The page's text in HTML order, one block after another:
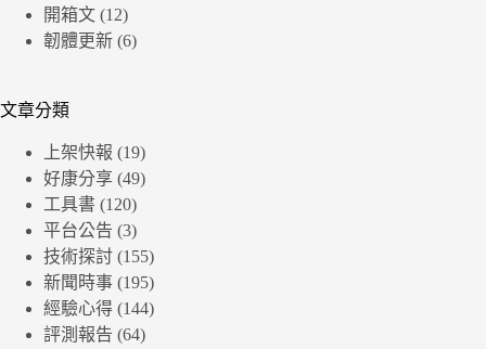
開箱文 (12)
韌體更新 (6)
文章分類
上架快報 (19)
好康分享 (49)
工具書 (120)
平台公告 (3)
技術探討 (155)
新聞時事 (195)
經驗心得 (144)
評測報告 (64)